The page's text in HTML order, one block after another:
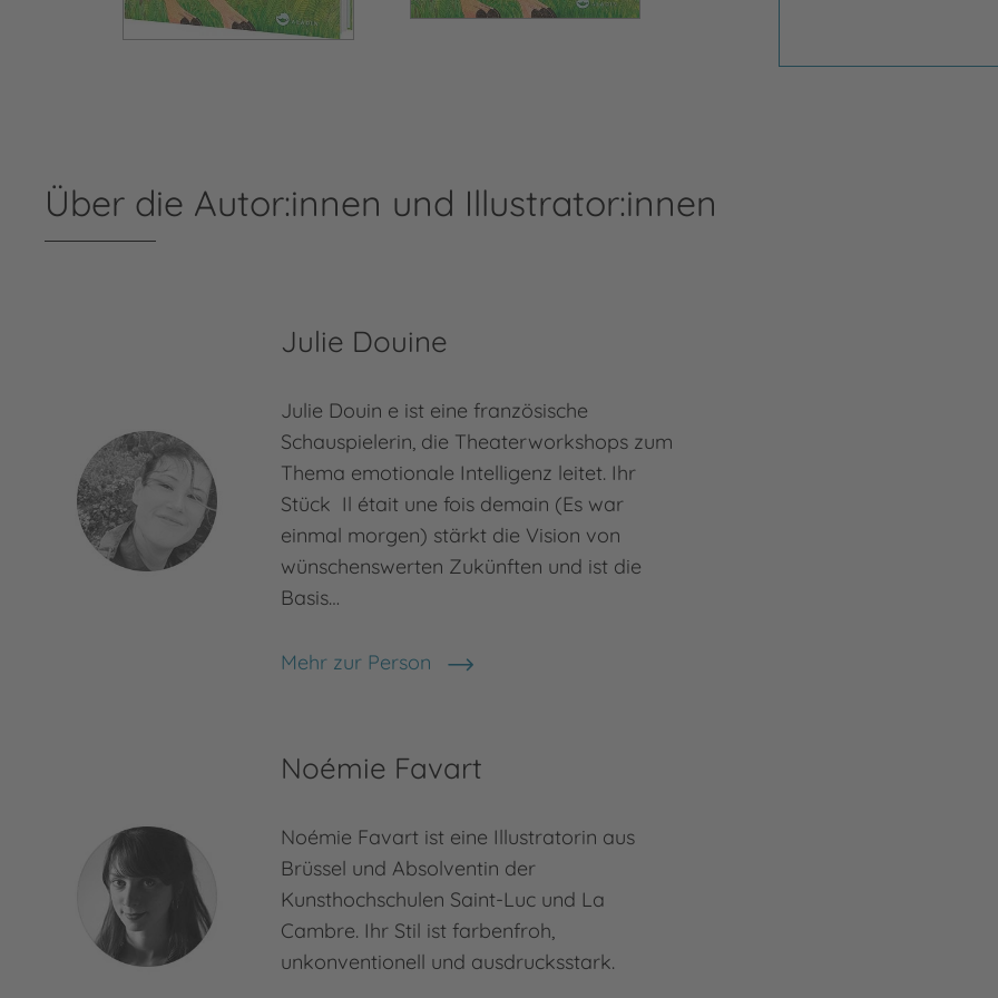
Über die Autor:innen und Illustrator:innen
Julie Douine
Julie Douin e ist eine französische
Schauspielerin, die Theaterworkshops zum
Thema emotionale Intelligenz leitet. Ihr
Stück Il était une fois demain (Es war
einmal morgen) stärkt die Vision von
wünschenswerten Zukünften und ist die
Basis…
Mehr zur Person
Julie Douine
Noémie Favart
Noémie Favart ist eine Illustratorin aus
Brüssel und Absolventin der
Kunsthochschulen Saint-Luc und La
Cambre. Ihr Stil ist farbenfroh,
unkonventionell und ausdrucksstark.